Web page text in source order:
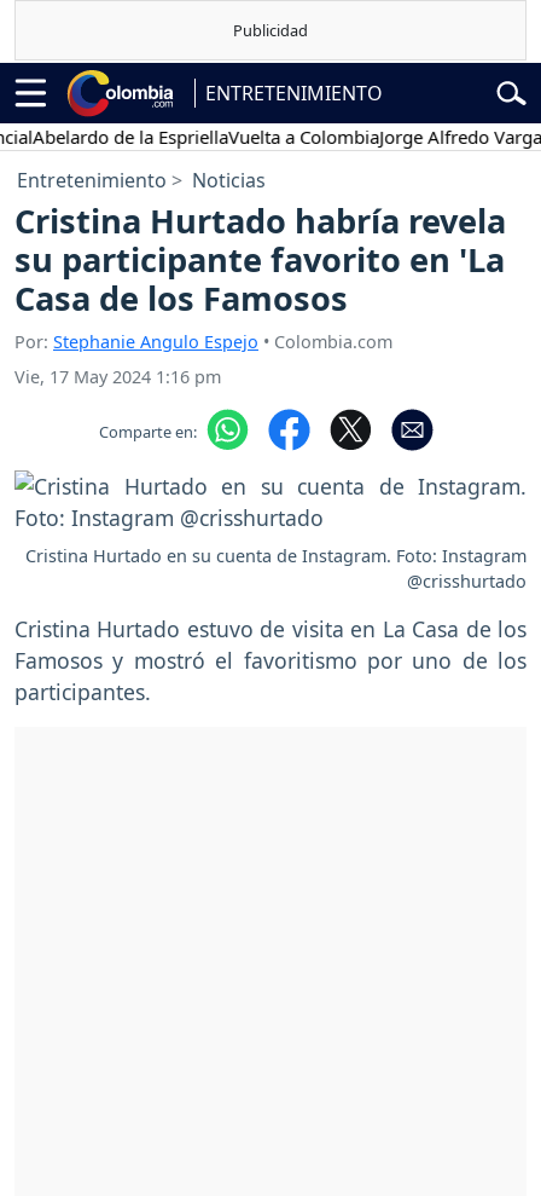
ENTRETENIMIENTO
de la EspriellaVuelta a ColombiaJorge Alfredo Vargas
Entretenimiento Noticias
Cristina Hurtado habría revela
su participante favorito en 'La
Casa de los Famosos
Por: Stephanie Angulo Espejo • Colombia.com
Vie, 17 May 2024 1:16 pm
Comparte en:
Cristina Hurtado en su cuenta de Instagram. Foto: Instagram
@crisshurtado
Cristina Hurtado estuvo de visita en La Casa de los
Famosos y mostró el favoritismo por uno de los
participantes.